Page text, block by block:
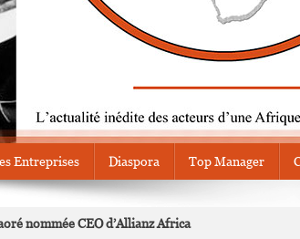
Entreprises Diaspora Top Manager
nommée CEO d’Allianz Africa